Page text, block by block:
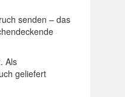
senden – das
Als
geliefert